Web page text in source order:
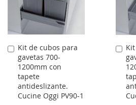
Kit de cubos para
gavetas 700-
1200mm con
tapete
antideslizante.
Cucine Oggi PV90-1
Comprar